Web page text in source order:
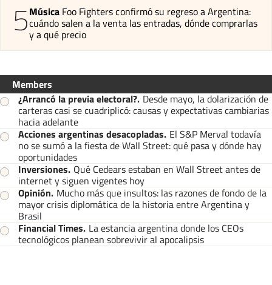
5Música Foo Fighters confirmó su regreso a Argentina:
cuándo salen a la venta las entradas, dónde comprarlas
y a qué precio
Members
¿Arrancó la previa electoral?. Desde mayo, la dolarización de
carteras casi se cuadriplicó: causas y expectativas cambiarias
hacia adelante
Acciones argentinas desacopladas. El S&P Merval todavía
no se sumó a la fiesta de Wall Street: qué pasa y dónde hay
oportunidades
Inversiones. Qué Cedears estaban en Wall Street antes de
internet y siguen vigentes hoy
Opinión. Mucho más que insultos: las razones de fondo de la
mayor crisis diplomática de la historia entre Argentina y
Brasil
Financial Times. La estancia argentina donde los CEOs
tecnológicos planean sobrevivir al apocalipsis